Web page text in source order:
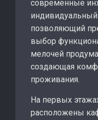
современные
индивидуальный
позволяющий
выбор
мелочей
создающая
проживания.
На первых
расположены